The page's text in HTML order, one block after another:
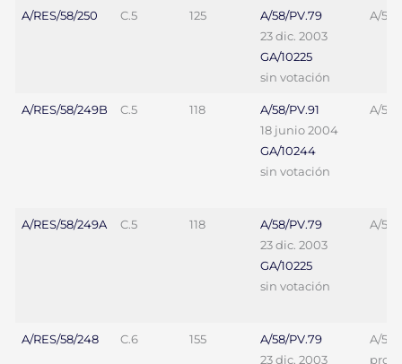
A/RES/58/250 C.5 125
A/58/PV.79
23 dic. 2003
GA/10225
sin votación
A/58/
A/RES/58/249B C.5 118
A/58/PV.91
18 junio 2004
GA/10244
sin votación
A/58/
A/RES/58/249A C.5 118
A/58/PV.79
23 dic. 2003
GA/10225
sin votación
A/58/
A/RES/58/248 C.6 155
A/58/PV.79
23 dic. 2003
A/58/
proy.